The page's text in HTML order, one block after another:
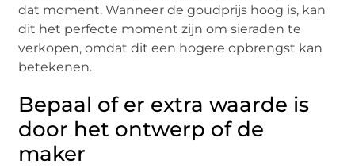
dat moment. Wanneer de goudprijs hoog is, kan
dit het perfecte moment zijn om sieraden te
verkopen, omdat dit een hogere opbrengst kan
betekenen.
Bepaal of er extra waarde is
door het ontwerp of de
maker